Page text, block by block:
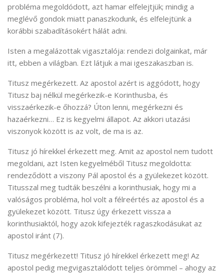
probléma megoldódott, azt hamar elfelejtjük; mindig a
meglévő gondok miatt panaszkodunk, és elfelejtünk a
korábbi szabadításokért hálát adni.
Isten a megalázottak vigasztalója: rendezi dolgainkat, már
itt, ebben a világban. Ezt látjuk a mai igeszakaszban is.
Titusz megérkezett. Az apostol azért is aggódott, hogy
Titusz baj nélkül megérkezik-e Korinthusba, és
visszaérkezik-e őhozzá? Úton lenni, megérkezni és
hazaérkezni… Ez is kegyelmi állapot. Az akkori utazási
viszonyok között is az volt, de ma is az.
Titusz jó hírekkel érkezett meg. Amit az apostol nem tudott
megoldani, azt Isten kegyelméből Titusz megoldotta:
rendeződött a viszony Pál apostol és a gyülekezet között.
Titusszal meg tudták beszélni a korinthusiak, hogy mi a
valóságos probléma, hol volt a félreértés az apostol és a
gyülekezet között. Titusz úgy érkezett vissza a
korinthusiaktól, hogy azok kifejezték ragaszkodásukat az
apostol iránt (7).
Titusz megérkezett! Titusz jó hírekkel érkezett meg! Az
apostol pedig megvigasztalódott teljes örömmel – ahogy az